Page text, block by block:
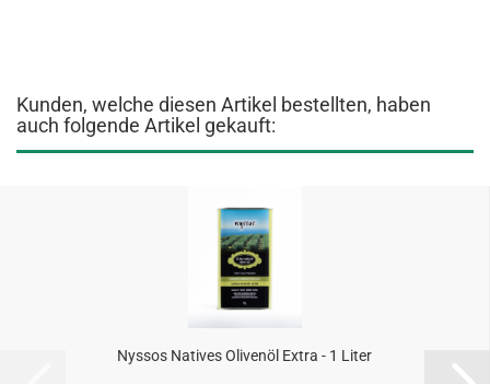
Kunden, welche diesen Artikel bestellten, haben
auch folgende Artikel gekauft:
Nyssos Natives Olivenöl Extra - 1 Liter